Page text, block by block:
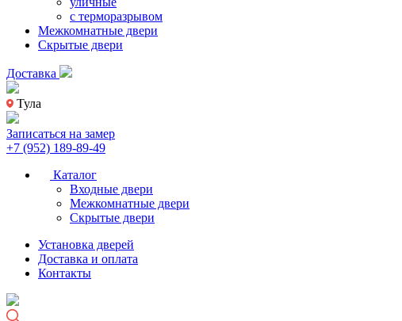
с терморазрывом
Межкомнатные двери
Скрытые двери
Доставка
Тула
Записаться на замер
+7 (952) 189-89-49
Каталог
Входные двери
Межкомнатные двери
Скрытые двери
Установка дверей
Доставка и оплата
Контакты